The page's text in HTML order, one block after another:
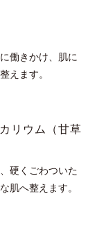
働きかけ、 肌に
えます。
リウム （甘草
硬くごわついた
肌へ整えます。